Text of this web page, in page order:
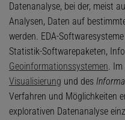
Datenanalyse, bei der, meist
Analysen, Daten auf
werden. EDA-
Statistik-Softwarepaketen,
Geoinformationssystemen. Im
Visualisierung und des
Verfahren und Möglichkeiten
explorativen Datenanalyse